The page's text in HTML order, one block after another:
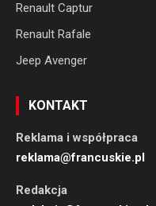
Renault Captur
Renault Rafale
Jeep Avenger
KONTAKT
Reklama i współpraca
reklama@francuskie.pl
Redakcja